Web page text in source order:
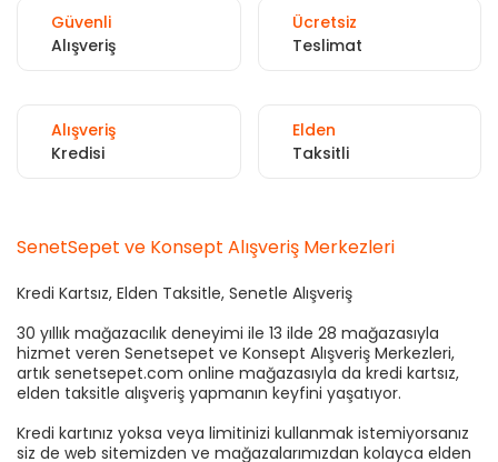
Güvenli
Alışveriş
Ücretsiz
Teslimat
Alışveriş
Kredisi
Elden
Taksitli
SenetSepet ve Konsept Alışveriş Merkezleri
Kredi Kartsız, Elden Taksitle, Senetle Alışveriş
30 yıllık mağazacılık deneyimi ile 13 ilde 28 mağazasıyla
hizmet veren Senetsepet ve Konsept Alışveriş Merkezleri,
artık senetsepet.com online mağazasıyla da kredi kartsız,
elden taksitle alışveriş yapmanın keyfini yaşatıyor.
Kredi kartınız yoksa veya limitinizi kullanmak istemiyorsanız
siz de web sitemizden ve mağazalarımızdan kolayca elden